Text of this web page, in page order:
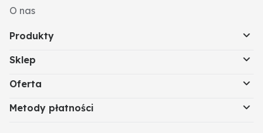
O nas
Produkty
Sklep
Oferta
Metody płatności